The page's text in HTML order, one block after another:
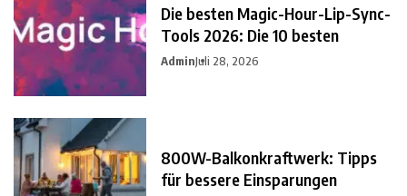
Die besten Magic-Hour-Lip-Sync-
Tools 2026: Die 10 besten
AdminJuli 28, 2026
800W-Balkonkraftwerk: Tipps
für bessere Einsparungen